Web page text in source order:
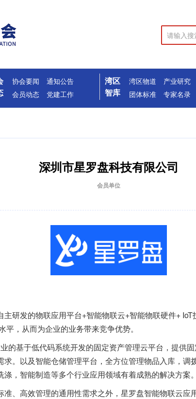
协会要闻
通知公告
会员动态
党建工作
湾区
智库
湾区物道
产业研究
团体标准
专家名录
深圳市星罗盘科技有限公司
会员单位
研发的物联应用平台+智能物联云+智能物联硬件+
，从而为企业的业务带来竞争优势。
的基于低代码系统开发的固定资产管理云平台，提供
。以及智能仓储管理平台，全方位管理物品入库，
，智能制造等多个行业应用领域有着成熟的解决方案。
、高效管理的通用性需求之外，星罗盘智能物联云